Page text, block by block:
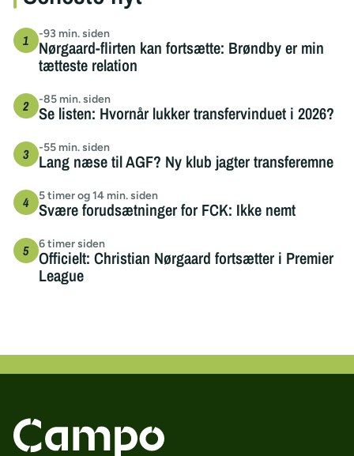
-93 min. siden
Nørgaard-flirten kan fortsætte: Brøndby er min
tætteste relation
-85 min. siden
Se listen: Hvornår lukker transfervinduet i 2026?
-55 min. siden
Lang næse til AGF? Ny klub jagter transferemne
5 timer og 14 min. siden
Svære forudsætninger for FCK: Ikke nemt
6 timer siden
Officielt: Christian Nørgaard fortsætter i Premier
League